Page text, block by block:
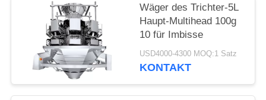
Wäger des Trichter-5L
Haupt-Multihead 100g
10 für Imbisse
USD4000-4300 MOQ:1 Satz
KONTAKT